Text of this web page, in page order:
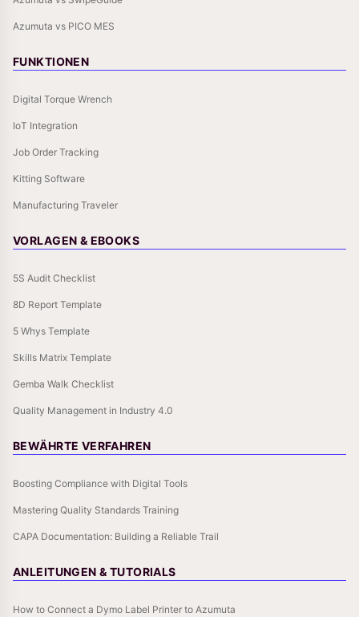
Azumuta vs PICO MES
FUNKTIONEN
Digital Torque Wrench
IoT Integration
Job Order Tracking
Kitting Software
Manufacturing Traveler
VORLAGEN & EBOOKS
5S Audit Checklist
8D Report Template
5 Whys Template
Skills Matrix Template
Gemba Walk Checklist
Quality Management in Industry 4.0
BEWÄHRTE VERFAHREN
Boosting Compliance with Digital Tools
Mastering Quality Standards Training
CAPA Documentation: Building a Reliable Trail
ANLEITUNGEN & TUTORIALS
How to Connect a Dymo Label Printer to Azumuta